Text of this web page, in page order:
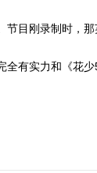
目刚录制时，
有实力和《花